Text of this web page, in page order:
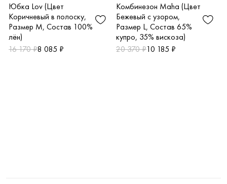
Юбка Lov (Цвет
Коричневый в полоску,
Размер M, Состав 100%
лён)
16 170 ₽8 085 ₽
Комбинезон Maha (Цвет
Бежевый с узором,
Размер L, Состав 65%
купро, 35% вискоза)
20 370 ₽10 185 ₽